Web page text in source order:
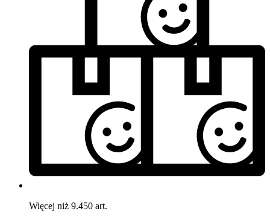
Więcej niż 9.450 art.